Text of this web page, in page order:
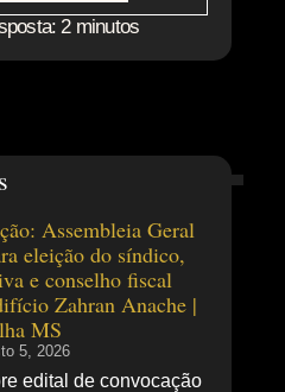
2 minutos
Assembleia Geral
eleição do síndico,
e conselho fiscal
Zahran Anache |
MS
5, 2026
edital de convocação